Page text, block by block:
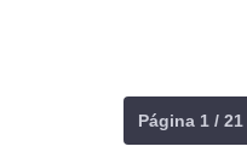
Página 1 / 21